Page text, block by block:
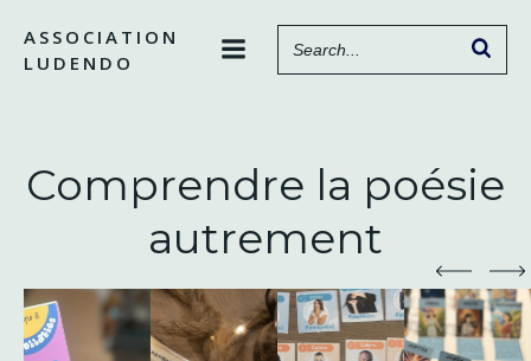
contenu
ASSOCIATION
LUDENDO
Comprendre la poésie
autrement